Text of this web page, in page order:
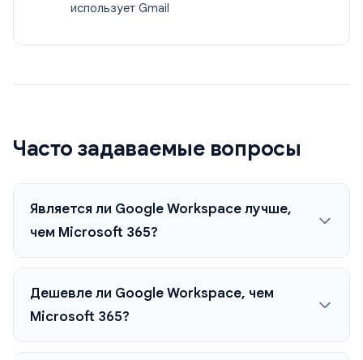
использует Gmail
Часто задаваемые вопросы
Является ли Google Workspace лучше,
чем Microsoft 365?
Дешевле ли Google Workspace, чем
Microsoft 365?